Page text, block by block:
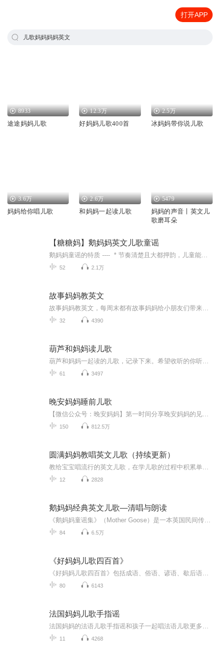
打开APP
儿歌妈妈妈妈英文
8933
途途妈妈儿歌
12.3万
好妈妈儿歌400首
2.5万
冰妈妈带你说儿歌
3.6万
妈妈给你唱儿歌
2.6万
和妈妈一起读儿歌
5479
妈妈的声音丨英文儿
歌磨耳朵
【糖糖妈】鹅妈妈英文儿歌童谣
52 2.1万
故事妈妈教英文
32 4390
葫芦和妈妈读儿歌
61 3497
晚安妈妈睡前儿歌
150 812.5万
圆满妈妈教唱英文儿歌（持续更新）
12 2828
鹅妈妈经典英文儿歌—清唱与朗读
84 6.5万
《好妈妈儿歌四百首》
80 6143
法国妈妈儿歌手指谣
11 4268